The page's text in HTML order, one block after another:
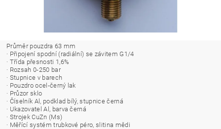
Průměr pouzdra 63 mm
· Připojení spodní (radiální) se závitem G1/4
· Třída přesnosti 1,6%
· Rozsah 0-250 bar
· Stupnice v barech
· Pouzdro ocel-černý lak
· Průzor sklo
· Číselník Al, podklad bílý, stupnice černá
· Ukazovatel Al, barva černá
· Strojek CuZn (Ms)
· Měřící systém trubkové péro, slitina mědi